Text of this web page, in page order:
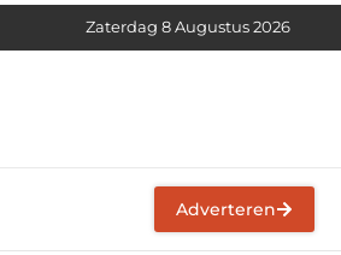
Zaterdag 8 Augustus 2026
Adverteren